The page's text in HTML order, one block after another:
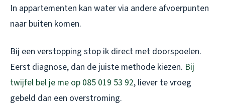
In appartementen kan water via andere afvoerpunten
naar buiten komen.
Bij een verstopping stop ik direct met doorspoelen.
Eerst diagnose, dan de juiste methode kiezen. Bij
twijfel bel je me op 085 019 53 92, liever te vroeg
gebeld dan een overstroming.